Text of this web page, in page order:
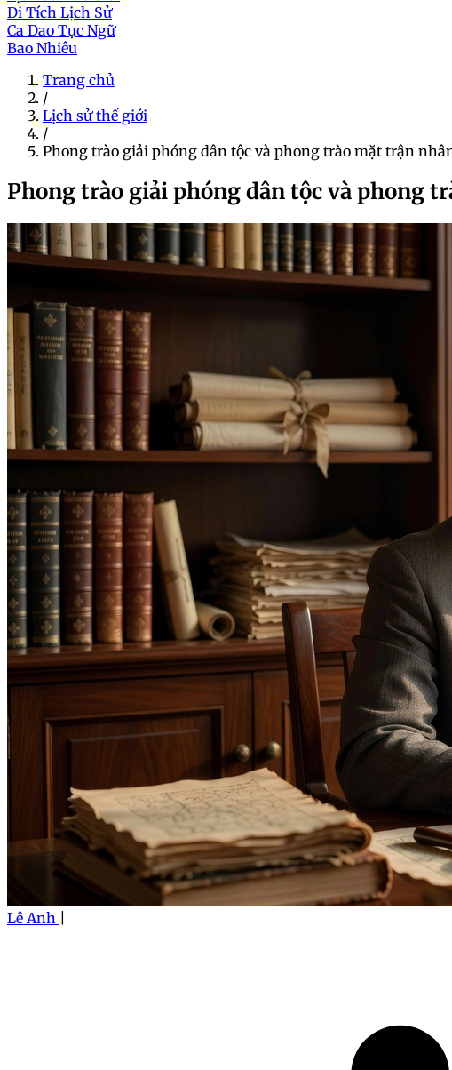
Di Tích Lịch Sử
Ca Dao Tục Ngữ
Bao Nhiêu
Trang chủ
/
Lịch sử thế giới
/
Phong trào giải phóng dân tộc và phong trào mặt trận
Phong trào giải phóng dân tộc và phong
Lê Anh